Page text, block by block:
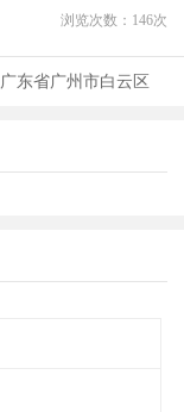
浏览次数： 146次
广东省广州市白云区